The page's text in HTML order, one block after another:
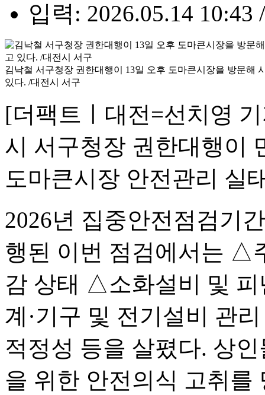
입력: 2026.05.14 10:43
김낙철 서구청장 권한대행이 13일 오후 도마큰시장을 방문해
있다. /대전시 서구
[더팩트ㅣ대전=선치영
시 서구청장 권한대행이
도마큰시장 안전관리 실
2026년 집중안전점검기
행된 이번 점검에서는 △
감 상태 △소화설비 및
계·기구 및 전기설비 관
적정성 등을 살폈다. 상
을 위한 안전의식 고취를